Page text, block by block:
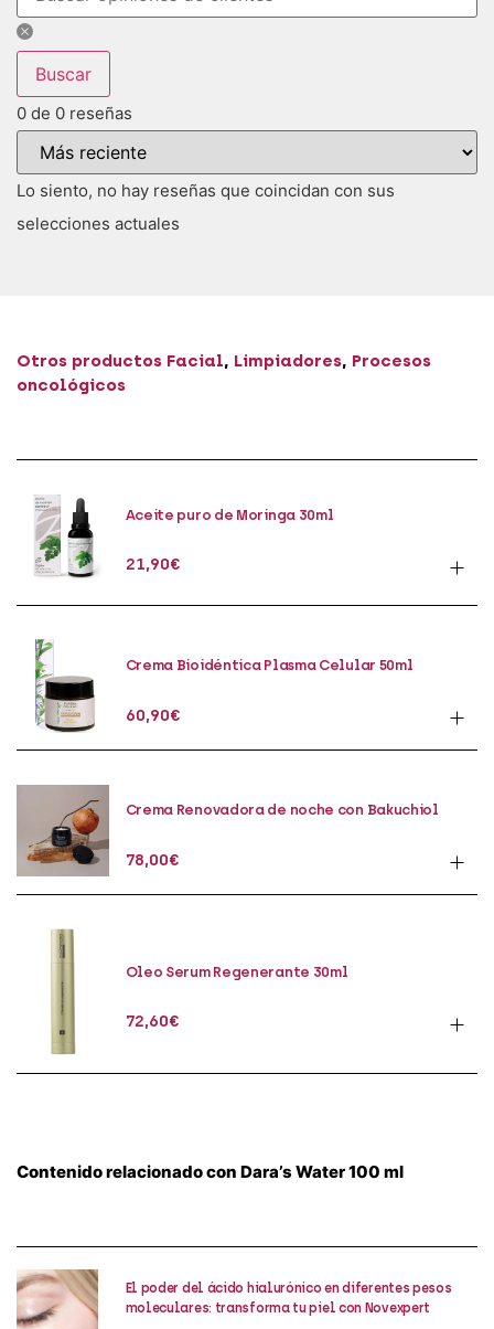
Buscar
0 de 0 reseñas
Lo siento, no hay reseñas que coincidan con sus
selecciones actuales
Otros productos Facial, Limpiadores, Procesos
oncológicos
Aceite puro de Moringa 30ml
21,90€
Crema Bioidéntica Plasma Celular 50ml
60,90€
Crema Renovadora de noche con Bakuchiol
78,00€
Oleo Serum Regenerante 30ml
72,60€
Contenido relacionado con Dara’s Water 100 ml
El poder del ácido hialurónico en diferentes pesos
moleculares: transforma tu piel con Novexpert